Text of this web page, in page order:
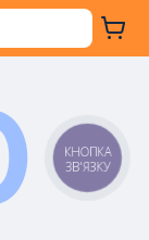
КНОПКА
ЗВ'ЯЗКУ